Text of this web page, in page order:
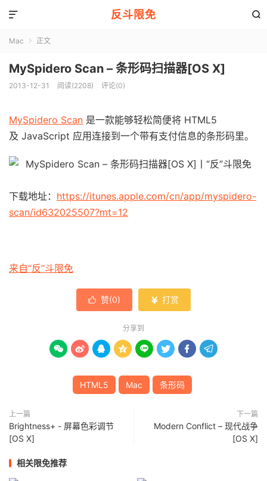
反斗限免 

Mac  正文
MySpidero Scan – 条形码扫描器[OS X]
2013-12-31 阅读(2208) 评论(0)
MySpidero Scan 是一款能够轻松简便将 HTML5
及 JavaScript 应用连接到一个带有支付信息的条形码里。
下载地址： https://itunes.apple.com/cn/app/myspidero-
scan/id632025507?mt=12
来自“反”斗限免
 赞(0)  打赏
分享到
       
HTML5 Mac 条形码
上一篇
Brightness+ - 屏幕色彩调节
[OS X]
下一篇
Modern Conflict – 现代战争
[OS X]
相关限免推荐